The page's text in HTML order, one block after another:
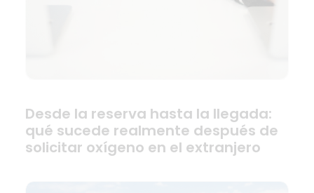
Desde la reserva hasta la llegada:
qué sucede realmente después de
solicitar oxígeno en el extranjero